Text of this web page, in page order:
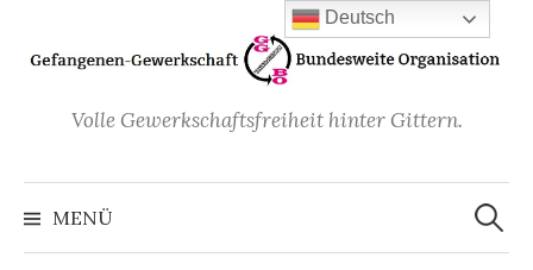
Inhalt
überspringen
Volle Gewerkschaftsfreiheit hinter Gittern.
MENÜ
Suchen
nach:
Deutsch